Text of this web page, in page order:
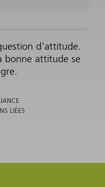
d'attitude.
bonne attitude se
LIÉES